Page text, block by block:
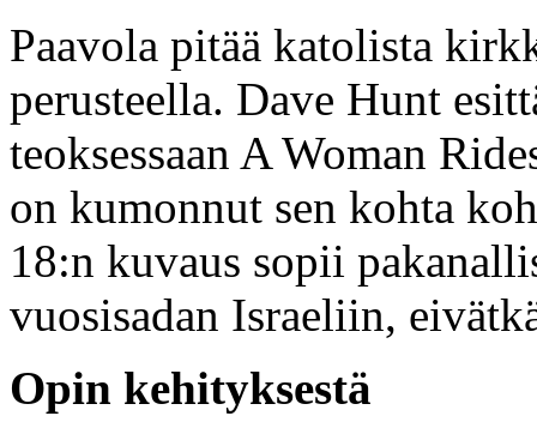
Paavola pitää katolista
perusteella. Dave Hunt
teoksessaan A Woman
on kumonnut sen kohta
18:n kuvaus sopii
vuosisadan Israeliin,
Opin kehityksestä